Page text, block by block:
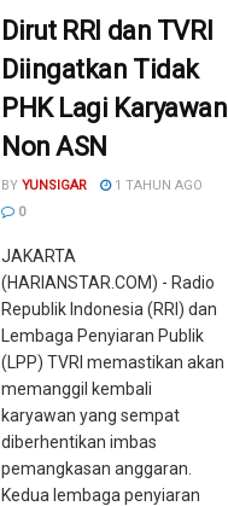
Dirut RRI dan TVRI
Diingatkan Tidak
PHK Lagi Karyawan
Non ASN
BY YUNSIGAR
1 TAHUN AGO
0
JAKARTA
(HARIANSTAR.COM) - Radio
Republik Indonesia (RRI) dan
Lembaga Penyiaran Publik
(LPP) TVRI memastikan akan
memanggil kembali
karyawan yang sempat
diberhentikan imbas
pemangkasan anggaran.
Kedua lembaga penyiaran